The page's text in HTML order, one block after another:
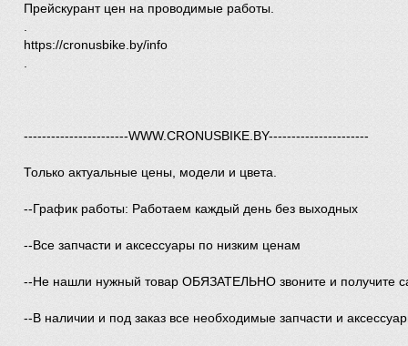
Прейскурант цен на проводимые работы.
https://cronusbike.by/info
-----------------------WWW.CRONUSBIKE.BY----------------------
Только актуальные цены, модели и цвета.
--График работы: Работаем каждый день без выходных
--Все запчасти и аксессуары по низким ценам
--Не нашли нужный товар ОБЯЗАТЕЛЬНО звоните и получите
--В наличии и под заказ все необходимые запчасти и